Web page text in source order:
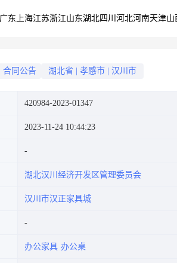
广东 上海江苏浙江山东湖北四川 河北河南天津山
合同公告 湖北省 孝感市 汉川市
420984-2023-01347
2023-11-24 10:44:23
湖北汉川经济开发区管理委员会
汉川市汉正家具城
办公家具 办公桌